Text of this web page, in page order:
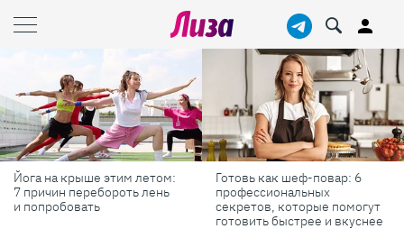
Готовь как шеф-повар: 6
профессиональных
секретов, которые помогут
Масштабные приключения:
самые красивые фестивали
России в августе